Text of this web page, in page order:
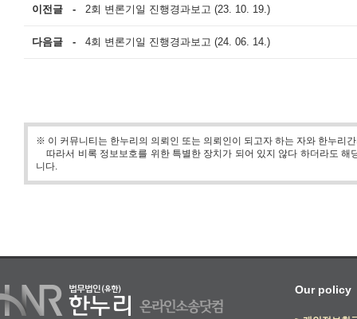
이전글 - 2회 변론기일 진행경과보고 (23. 10. 19.)
다음글 - 4회 변론기일 진행경과보고 (24. 06. 14.)
※ 이 커뮤니티는 한누리의 의뢰인 또는 의뢰인이 되고자 하는 자와 한누리
따라서 비록 정보보호를 위한 특별한 장치가 되어 있지 않다 하더라도 해
니다.
Our policy